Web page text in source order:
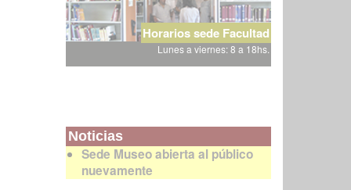
Horarios sede Facultad
Lunes a viernes: 8 a 18hs.
Noticias
Sede Museo abierta al público
nuevamente